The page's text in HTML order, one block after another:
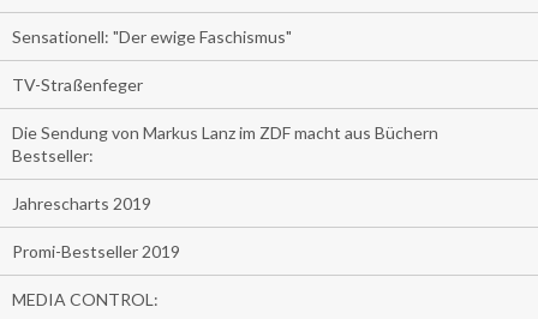
Sensationell: "Der ewige Faschismus"
TV-Straßenfeger
Die Sendung von Markus Lanz im ZDF macht aus Büchern
Bestseller:
Jahrescharts 2019
Promi-Bestseller 2019
MEDIA CONTROL: